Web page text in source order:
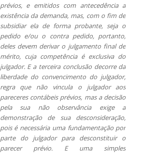
prévios, e emitidos com antecedência a
existência da demanda, mas, com o fim de
subsidiar ela de forma probante, seja o
pedido e/ou o contra pedido, portanto,
deles devem derivar o julgamento final de
mérito, cuja competência é exclusiva do
julgador. E a terceira conclusão decorre da
liberdade do convencimento do julgador,
regra que não vincula o julgador aos
pareceres contábeis prévios, mas a decisão
pela sua não observância exige a
demonstração de sua desconsideração,
pois é necessária uma fundamentação por
parte do julgador para desconstituir o
parecer prévio. E uma simples